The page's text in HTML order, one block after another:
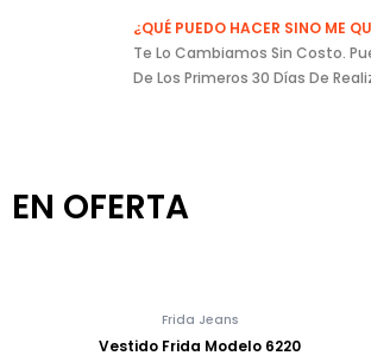
¿QUÉ PUEDO HACER SINO ME
Te Lo Cambiamos Sin Costo.
De Los Primeros 30 Días De
EN OFERTA
Frida Jeans
Vestido Frida Modelo 6220